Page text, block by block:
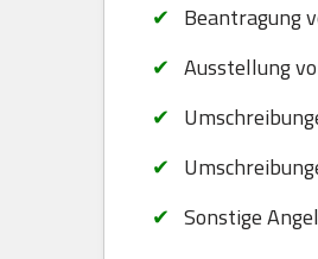
Beantragung
Ausstellung
Sonstige